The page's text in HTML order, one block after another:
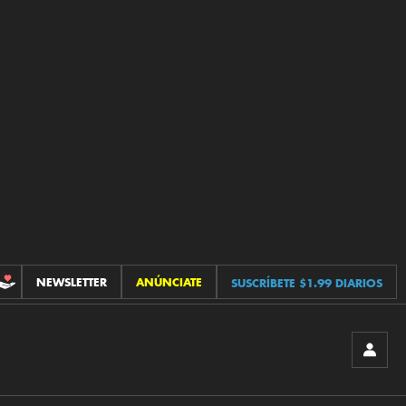
CONTRIBUCIONES
NEWSLETTER ANÚNCIATE SUSCRÍBETE $1.99 DIARIOS